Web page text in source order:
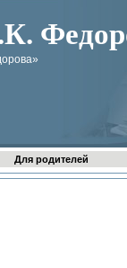
Для родителей